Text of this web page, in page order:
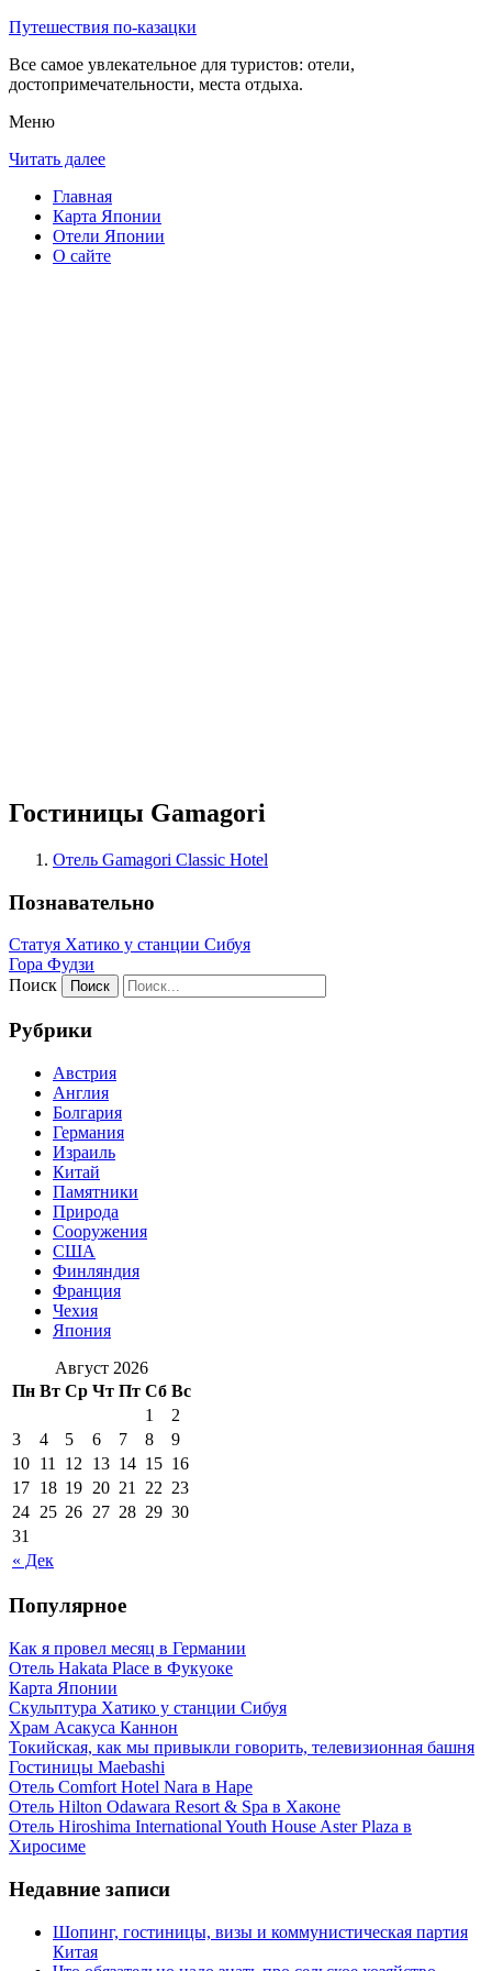
Путешествия по-казацки
Все самое увлекательное для туристов: отели,
достопримечательности, места отдыха.
Меню
Читать далее
Главная
Карта Японии
Отели Японии
О сайте
Гостиницы Gamagori
Отель Gamagori Classic Hotel
Познавательно
Статуя Хатико у станции Сибуя
Гора Фудзи
Поиск
Рубрики
Австрия
Англия
Болгария
Германия
Израиль
Китай
Памятники
Природа
Сооружения
США
Финляндия
Франция
Чехия
Япония
Август 2026
Пн Вт Ср Чт Пт Сб Вс
« Дек
1
2
3
4 5 6 7 8
9
10 11 12 13 14 15 16
17 18 19 20 21 22 23
24 25 26 27 28 29 30
31
Популярное
Как я провел месяц в Германии
Отель Hakata Place в Фукуоке
Карта Японии
Скульптура Хатико у станции Сибуя
Храм Асакуса Каннон
Токийская, как мы привыкли говорить, телевизионная башня
Гостиницы Maebashi
Отель Comfort Hotel Nara в Наре
Отель Hilton Odawara Resort & Spa в Хаконе
Отель Hiroshima International Youth House Aster Plaza в
Хиросиме
Недавние записи
Шопинг, гостиницы, визы и коммунистическая партия
Китая